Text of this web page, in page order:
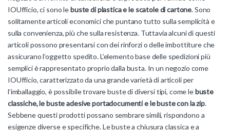
IOUfficio, ci sono lebuste di plastica e le scatole di cartone. Sono
solitamente articoli economici che puntano tutto sulla semplicità e
sulla convenienza, più che sulla resistenza. Tuttavia alcuni di questi
articoli possono presentarsi con dei rinforzi o delle imbottiture che
assicurano l’oggetto spedito. L’elemento base delle spedizioni più
semplici è rappresentato proprio dalla busta. In un negozio come
IOUfficio, caratterizzato da una grande varietà di articoli per
l’imballaggio, è possibile trovare buste di diversi tipi, come lebuste
classiche, le buste adesive portadocumenti e le buste con la zip.
Sebbene questi prodotti possano sembrare simili, rispondono a
esigenze diverse e specifiche. Le buste a chiusura classica e a